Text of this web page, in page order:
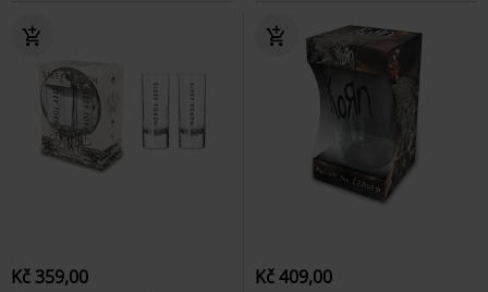
Kč 359,00 Kč 409,00